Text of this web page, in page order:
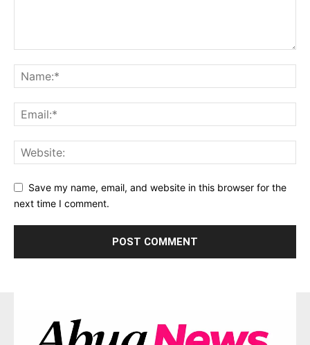
Save my name, email, and website in this browser for the
next time I comment.